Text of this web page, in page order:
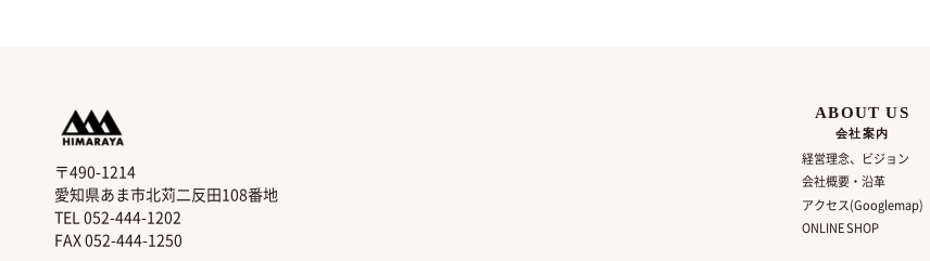
ABOUT US
会社案内
経営理念、ビジョン
会社概要・沿革
アクセス(Googlemap)
ONLINE SHOP
〒490-1214
愛知県あま市北苅二反田108番地
TEL 052-444-1202
FAX 052-444-1250